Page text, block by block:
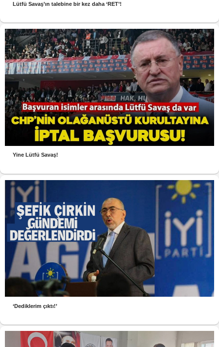
Lütfü Savaş’ın talebine bir kez daha ‘RET’!
Yine Lütfü Savaş!
‘Dediklerim çıktı!’